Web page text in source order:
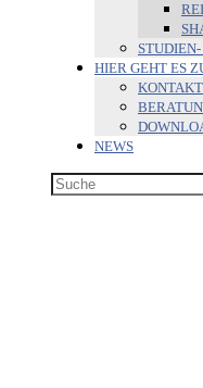
HIER GEHT ES
KONTAKT
NEWS